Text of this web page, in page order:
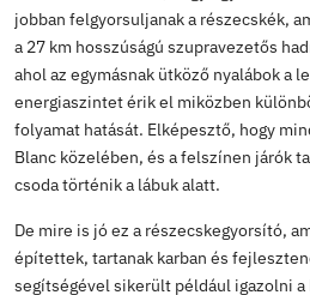
az emberiség jövője
Genfben megnyitotta kapuit a
között az Oppenheimer című
Bohr és Heisenberg is ott
kutatók csoportjához, amivel
szellemi tőke előtt.
A történeti bevezető után az
mindenkit foglalkoztat, csak